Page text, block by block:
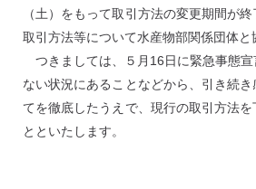
（土）をもって取引方法の変更期間が
取引方法等について水産物部関係団体と
つきましては、５月16日に緊急事態宣
ない状況にあることなどから、引き続
てを徹底したうえで、現行の取引方法
とといたします。